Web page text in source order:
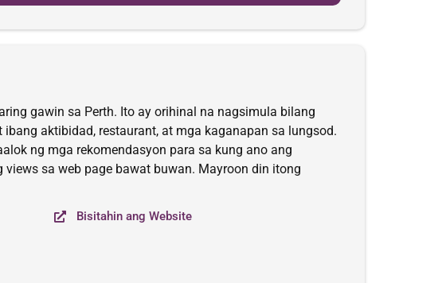
gawin sa Perth. Ito ay orihinal na nagsimula bilang
aktibidad, restaurant, at mga kaganapan sa lungsod.
ng mga rekomendasyon para sa kung ano ang
sa web page bawat buwan. Mayroon din itong
Bisitahin ang Website